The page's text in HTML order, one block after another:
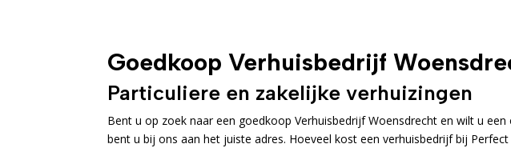
Goedkoop Verhuisbedrijf
Particuliere en zakelijke verhuizingen
Bent u op zoek naar een goedkoop Verhuisbedrijf Woensdrecht en wilt u
bent u bij ons aan het juiste adres. Hoeveel kost een verhuisbedrijf bij